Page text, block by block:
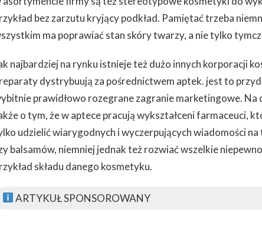
bez zarzutu kryjący podkład. Pamiętać trzeba
ma poprawiać stan skóry twarzy, a nie tylko
najbardziej na rynku istnieje też dużo innych korporacji
dystrybuują za pośrednictwem aptek. jest to
prawidłowo rozegrane zagranie marketingowe.
o tym, że w aptece pracują wykształceni farmaceuci,
udzielić wiarygodnych i wyczerpujących wiadomości
balsamów, niemniej jednak też rozwiać wszelkie
składu danego kosmetyku.
ARTYKUŁ SPONSOROWANY